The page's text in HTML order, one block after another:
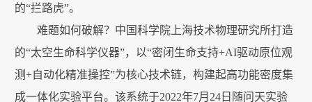
的“拦路虎”。
难题如何破解？中国科学院上海技术物理研究所打造
的“太空生命科学仪器”，以“密闭生命支持+AI驱动原位观
测+自动化精准操控”为核心技术链，构建起高功能密度集
成一体化实验平台。该系统于2022年7月24日随问天实验